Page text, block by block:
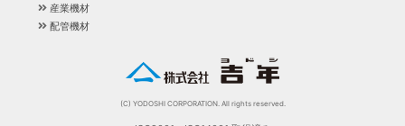
(C) YODOSHI CORPORATION. All rights reserved.
産業機材
配管機材